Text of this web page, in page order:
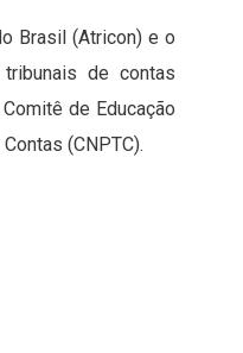
Brasil (Atricon) e o
de contas
de Educação
(CNPTC).